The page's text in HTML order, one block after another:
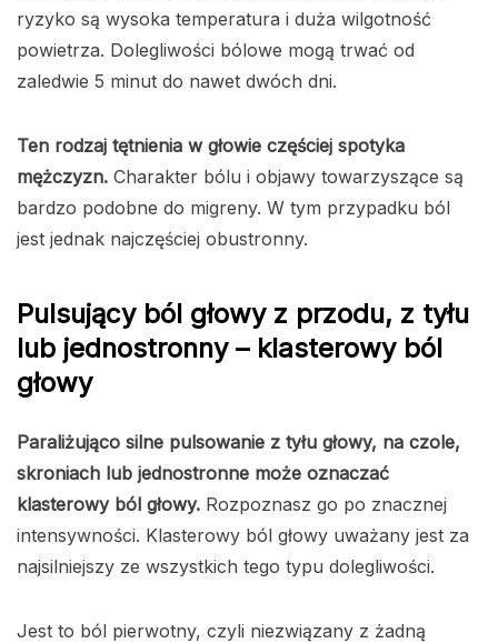
ryzyko są wysoka temperatura i duża wilgotność
powietrza. Dolegliwości bólowe mogą trwać od
zaledwie 5 minut do nawet dwóch dni.
Ten rodzaj tętnienia w głowie częściej spotyka
mężczyzn. Charakter bólu i objawy towarzyszące są
bardzo podobne do migreny. W tym przypadku ból
jest jednak najczęściej obustronny.
Pulsujący ból głowy z przodu, z tyłu
lub jednostronny – klasterowy ból
głowy
Paraliżująco silne pulsowanie z tyłu głowy, na czole,
skroniach lub jednostronne może oznaczać
klasterowy ból głowy. Rozpoznasz go po znacznej
intensywności. Klasterowy ból głowy uważany jest za
najsilniejszy ze wszystkich tego typu dolegliwości.
Jest to ból pierwotny, czyli niezwiązany z żadną